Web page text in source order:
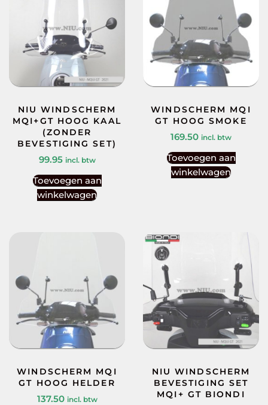
NIU WINDSCHERM
MQI+GT HOOG KAAL
(ZONDER
BEVESTIGING SET)
99.95 incl. btw
Toevoegen aan
winkelwagen
WINDSCHERM MQI
GT HOOG SMOKE
169.50 incl. btw
Toevoegen aan
winkelwagen
WINDSCHERM MQI
GT HOOG HELDER
137.50 incl. btw
NIU WINDSCHERM
BEVESTIGING SET
MQI+ GT BIONDI